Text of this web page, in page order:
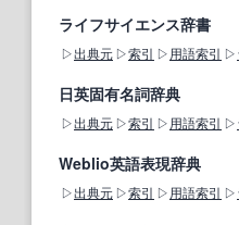
ライフサイエンス辞書
出典元 索引 用語索引
日英固有名詞辞典
出典元 索引 用語索引
Weblio英語表現辞典
出典元 索引 用語索引